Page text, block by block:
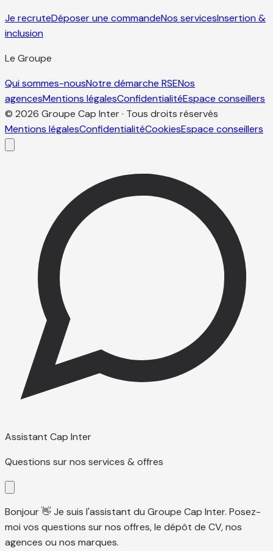
Je recruteDéposer une commandeNos servicesInsertion &
inclusion
Le Groupe
Qui sommes-nousNotre démarche RSENos
agencesMentions légalesConfidentialitéEspace conseillers
© 2026 Groupe Cap Inter · Tous droits réservés
Mentions légalesConfidentialitéCookiesEspace conseillers
Assistant Cap Inter
Questions sur nos services & offres
Bonjour 👋 Je suis l'assistant du Groupe Cap Inter. Posez-
moi vos questions sur nos offres, le dépôt de CV, nos
agences ou nos marques.